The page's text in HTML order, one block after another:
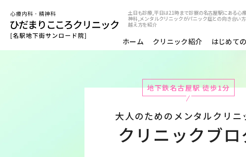
土日も診療,平日は21時まで診察の名古屋駅にある心
神科,メンタルクリニックがパニック症との向き合い
越え方を紹介
ホーム クリニック紹介 はじめて
地下鉄名古屋駅 徒歩1分
大人のためのメンタルクリニ
クリニックブロ